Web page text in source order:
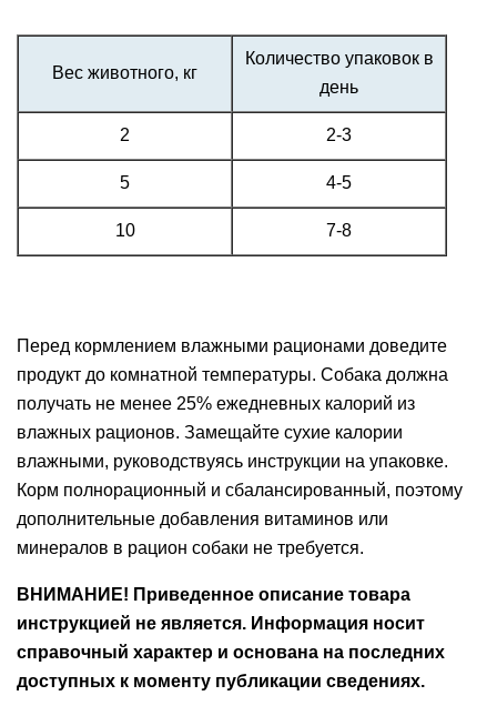
Вес животного, кг
Количество упаковок в
день
2 2-3
5 4-5
10 7-8
Перед кормлением влажными рационами доведите
продукт до комнатной температуры. Собака должна
получать не менее 25% ежедневных калорий из
влажных рационов. Замещайте сухие калории
влажными, руководствуясь инструкции на упаковке.
Корм полнорационный и сбалансированный, поэтому
дополнительные добавления витаминов или
минералов в рацион собаки не требуется.
ВНИМАНИЕ! Приведенное описание товара
инструкцией не является. Информация носит
справочный характер и основана на последних
доступных к моменту публикации сведениях.